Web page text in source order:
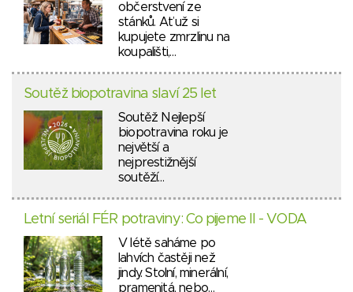
občerstvení ze
stánků. Ať už si
kupujete zmrzlinu na
koupališti,…
Soutěž biopotravina slaví 25 let
Soutěž Nejlepší
biopotravina roku je
největší a
nejprestižnější
soutěží…
Letní seriál FÉR potraviny: Co pijeme II - VODA
V létě saháme po
lahvích častěji než
jindy. Stolní, minerální,
pramenitá, nebo…